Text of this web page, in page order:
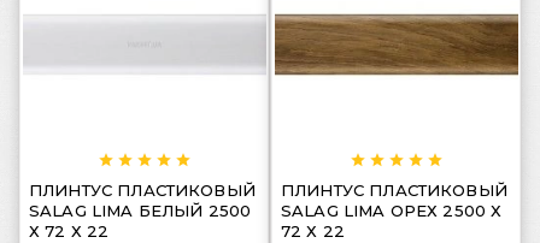
  
    
ПЛИНТУС ПЛАСТИКОВЫЙ
SALAG LIMA БЕЛЫЙ 2500
Х 72 Х 22
  
    
ПЛИНТУС ПЛАСТИКОВЫЙ
SALAG LIMA ОРЕХ 2500 Х
72 Х 22